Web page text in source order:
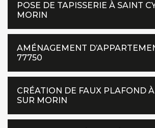
POSE DE TAPISSERIE À SAINT
MORIN
AMÉNAGEMENT
77750
CRÉATION DE FAUX PLAFOND
SUR MORIN